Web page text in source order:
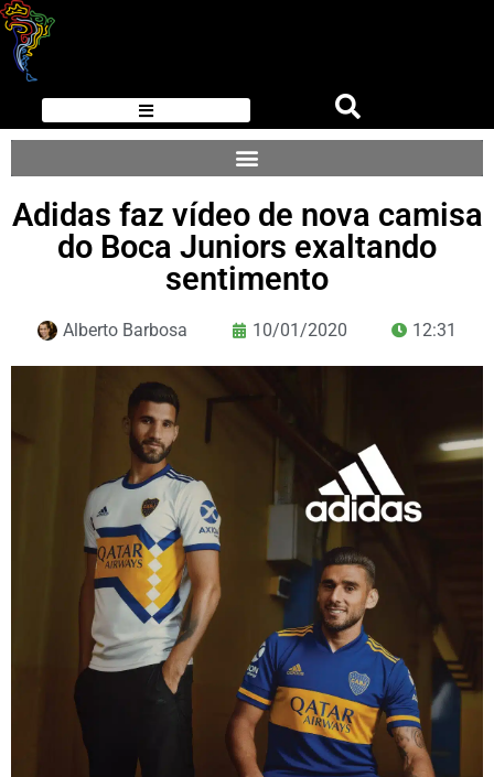
Adidas faz vídeo de nova camisa
do Boca Juniors exaltando
sentimento
Alberto Barbosa 10/01/2020 12:31